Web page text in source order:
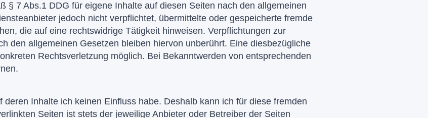
§ 7 Abs.1 DDG für eigene Inhalte auf diesen Seiten nach den allgemeinen
jedoch nicht verpflichtet, übermittelte oder gespeicherte fremde
die auf eine rechtswidrige Tätigkeit hinweisen. Verpflichtungen zur
den allgemeinen Gesetzen bleiben hiervon unberührt. Eine diesbezügliche
Rechtsverletzung möglich. Bei Bekanntwerden von entsprechenden
Inhalte ich keinen Einfluss habe. Deshalb kann ich für diese fremden
Seiten ist stets der jeweilige Anbieter oder Betreiber der Seiten